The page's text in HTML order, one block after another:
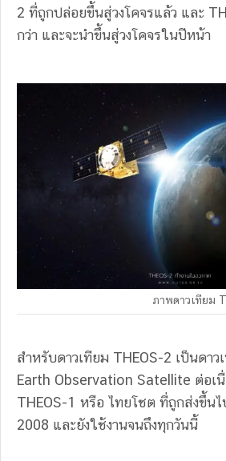
2 ที่ถูกปล่อยขึ้นสู่วงโคจรแล้ว และ
กว่า และจะนำขึ้นสู่วงโคจรในปีหน้า
ภาพดาวเทียม
สำหรับดาวเทียม THEOS-2 เป็นดาว
Earth Observation Satellite ต่อเนื่
THEOS-1 หรือ ไทยโชต ที่ถูกส่งขึ้น
2008 และยังใช้งานจนถึงทุกวันนี้